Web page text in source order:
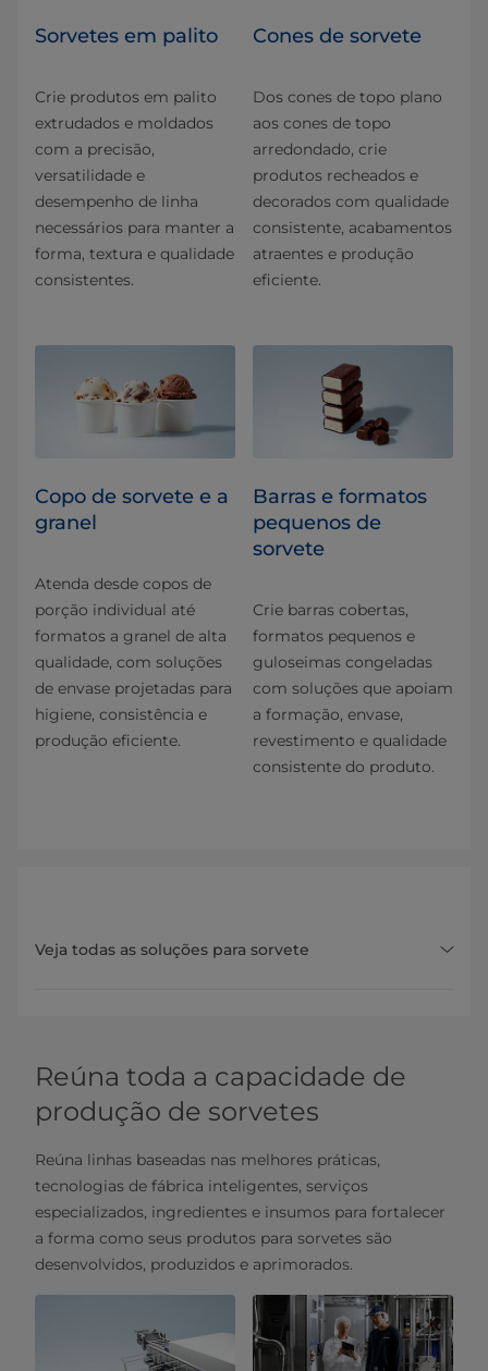
Sorvetes em palito
Crie produtos em palito
extrudados e moldados
com a precisão,
versatilidade e
desempenho de linha
necessários para manter a
forma, textura e qualidade
consistentes.
Cones de sorvete
Dos cones de topo plano
aos cones de topo
arredondado, crie
produtos recheados e
decorados com qualidade
consistente, acabamentos
atraentes e produção
eficiente.
Copo de sorvete e a
granel
Atenda desde copos de
porção individual até
formatos a granel de alta
qualidade, com soluções
de envase projetadas para
higiene, consistência e
produção eficiente.
Barras e formatos
pequenos de
sorvete
Crie barras cobertas,
formatos pequenos e
guloseimas congeladas
com soluções que apoiam
a formação, envase,
revestimento e qualidade
consistente do produto.
Veja todas as soluções para sorvete
Reúna toda a capacidade de
produção de sorvetes
Reúna linhas baseadas nas melhores práticas,
tecnologias de fábrica inteligentes, serviços
especializados, ingredientes e insumos para fortalecer
a forma como seus produtos para sorvetes são
desenvolvidos, produzidos e aprimorados.